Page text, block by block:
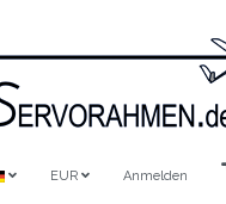
EUR Anmelden